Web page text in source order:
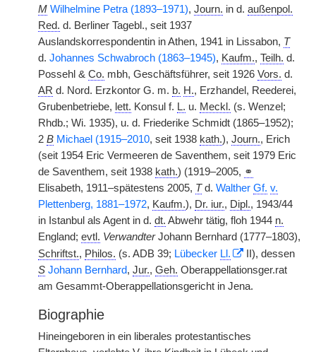
M Wilhelmine Petra (1893–1971), Journ. in d. außenpol.
Red. d. Berliner Tagebl., seit 1937
Auslandskorrespondentin in Athen, 1941 in Lissabon, T
d. Johannes Schwabroch (1863–1945), Kaufm., Teilh. d.
Possehl & Co. mbh, Geschäftsführer, seit 1926 Vors. d.
AR d. Nord. Erzkontor G. m. b. H., Erzhandel, Reederei,
Grubenbetriebe, lett. Konsul f. L. u. Meckl. (s. Wenzel;
Rhdb.; Wi. 1935), u. d. Friederike Schmidt (1865–1952);
2 B Michael (1915–2010, seit 1938 kath.), Journ., Erich
(seit 1954 Eric Vermeeren de Saventhem, seit 1979 Eric
de Saventhem, seit 1938 kath.) (1919–2005, ⚭
Elisabeth, 1911–spätestens 2005, Td. Walther Gf. v.
Plettenberg, 1881–1972, Kaufm.), Dr. iur., Dipl., 1943/44
in Istanbul als Agent in d. dt. Abwehr tätig, floh 1944 n.
England; evtl. VerwandterJohann Bernhard (1777–1803),
Schriftst., Philos. (s. ADB 39; Lübecker Ll.
II), dessen
S Johann Bernhard, Jur., Geh. Oberappellationsger.rat
am Gesammt-Oberappellationsgericht in Jena.
Biographie
Hineingeboren in ein liberales protestantisches